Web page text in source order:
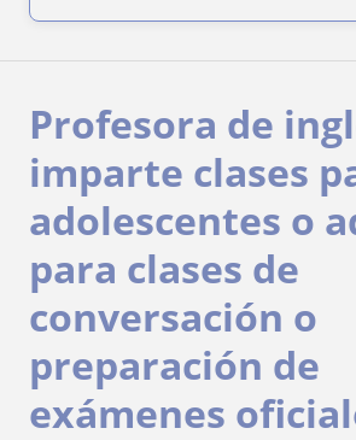
Profesora de
imparte clases
adolescentes o
para clases de
conversación o
preparación de
exámenes